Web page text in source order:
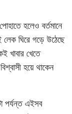
হলেও বর্তমানে
লেক ঘিরে গড়ে উঠেছে
খাবার খেতে
হয়ে থাকেন
পর্যন্ত এইসব